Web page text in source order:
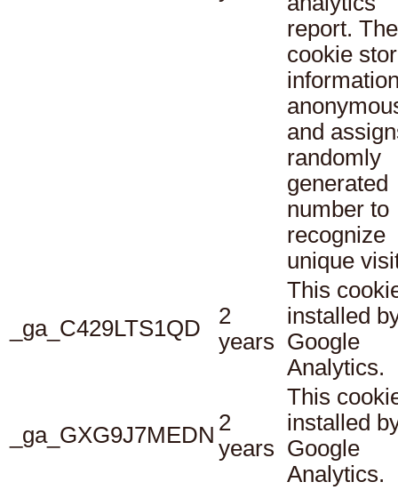
report. The
cookie
and
randomly
generated
number to
recognize
unique
_ga_C429LTS1QD
2
years
This
installed
Google
Analytics.
_ga_GXG9J7MEDN 2
years
This
installed
Google
Analytics.